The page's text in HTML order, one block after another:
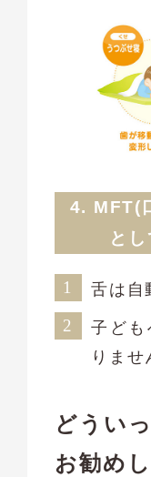
4. MFT(
と
舌は自
子ども
りませ
どうい
お勧め